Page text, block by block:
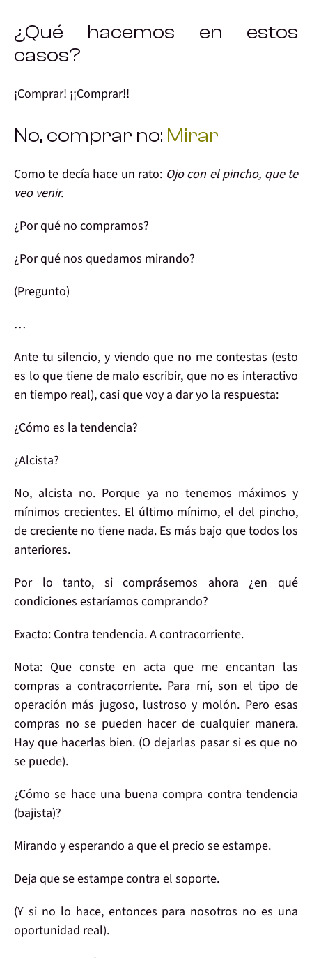
¿Qué hacemos en estos
casos?
¡Comprar! ¡¡Comprar!!
No, comprar no: Mirar
Comote decía hace un rato: Ojo con el pincho, que te
veo venir.
¿Por qué no compramos?
¿Por qué nos quedamos mirando?
(Pregunto)
…
Ante tu silencio, y viendo que no me contestas (esto
es lo que tiene de malo escribir, que no es interactivo
en tiempo real), casi quevoy a dar yo la respuesta:
¿Cómo es la tendencia?
¿Alcista?
No, alcista no. Porque ya no tenemos máximos y
mínimos crecientes. El último mínimo, el del pincho,
de creciente no tiene nada. Es más bajo que todos los
anteriores.
Por lo tanto, si comprásemos ahora¿en qué
condiciones estaríamos comprando?
Exacto: Contra tendencia. A contracorriente.
Nota: Que conste en acta que me encantan las
compras a contracorriente. Para mí, son el tipo de
operación más jugoso, lustroso y molón. Pero esas
compras no se pueden hacer de cualquier manera.
Hay que hacerlas bien. (O dejarlas pasar si es que no
se puede).
¿Cómo se hace una buena compra contra tendencia
(bajista)?
Mirando yesperando a que el precio se estampe.
Deja que se estampecontra el soporte.
(Y si no lo hace, entonces para nosotros no es una
oportunidad real).